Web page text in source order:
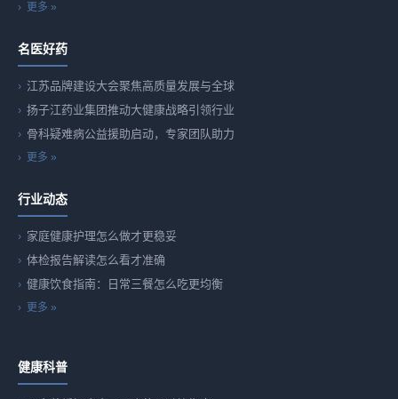
更多 »
名医好药
江苏品牌建设大会聚焦高质量发展与全球
扬子江药业集团推动大健康战略引领行业
骨科疑难病公益援助启动，专家团队助力
更多 »
行业动态
家庭健康护理怎么做才更稳妥
体检报告解读怎么看才准确
健康饮食指南：日常三餐怎么吃更均衡
更多 »
健康科普